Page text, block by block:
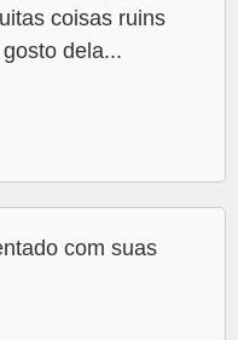
coisas ruins
dela...
com suas